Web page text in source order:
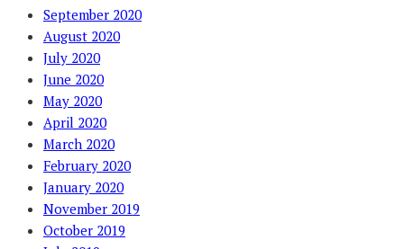
September 2020
August 2020
July 2020
June 2020
May 2020
April 2020
March 2020
February 2020
January 2020
November 2019
October 2019